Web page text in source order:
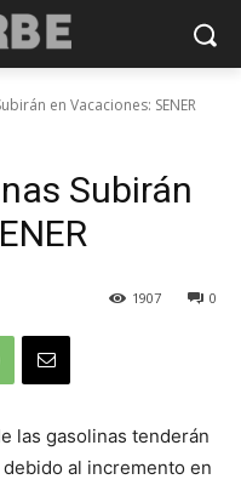
en Vacaciones: SENER
Subirán
0
1907
las gasolinas tenderán
al incremento en